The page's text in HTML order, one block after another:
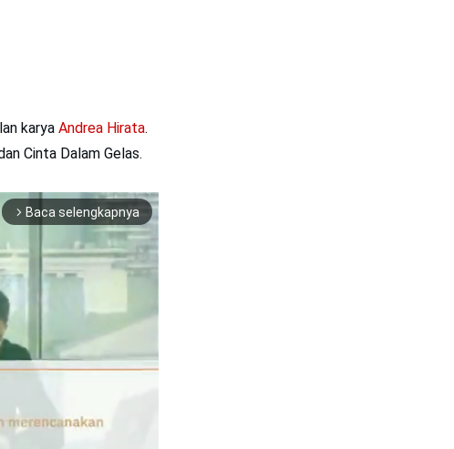
karya Andrea Hirata.
Cinta Dalam Gelas.
arrow_forward_ios Baca selengkapnya